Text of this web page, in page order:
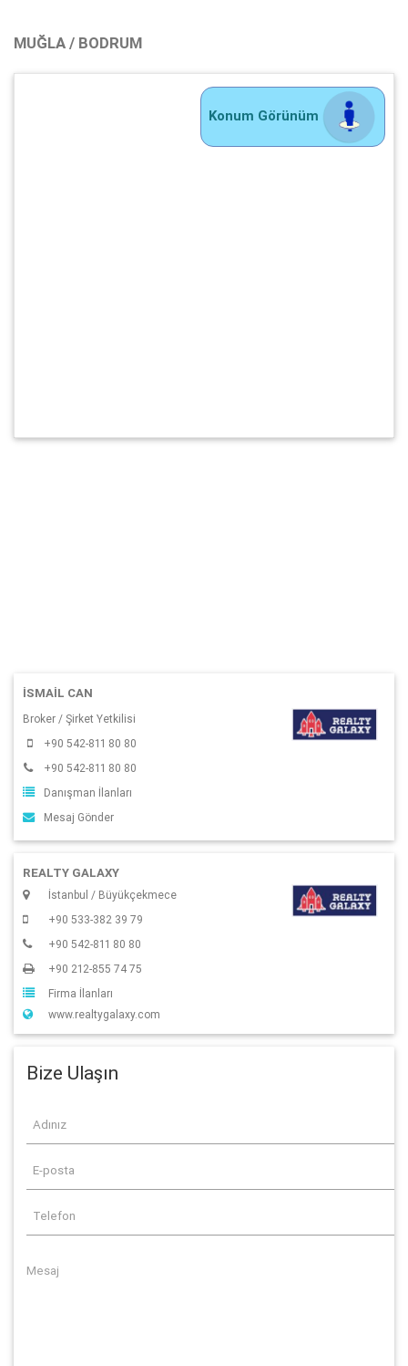
MUĞLA / BODRUM
Konum Görünüm
İSMAIL CAN
Broker / Şirket Yetkilisi
+90 542-811 80 80
+90 542-811 80 80
Danışman İlanları
Mesaj Gönder
REALTY GALAXY
İstanbul / Büyükçekmece
+90 533-382 39 79
+90 542-811 80 80
+90 212-855 74 75
Firma İlanları
www.realtygalaxy.com
Bize Ulaşın